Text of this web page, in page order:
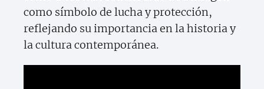
como símbolo de lucha y protección,
reflejando su importancia en la historia y
la cultura contemporánea.